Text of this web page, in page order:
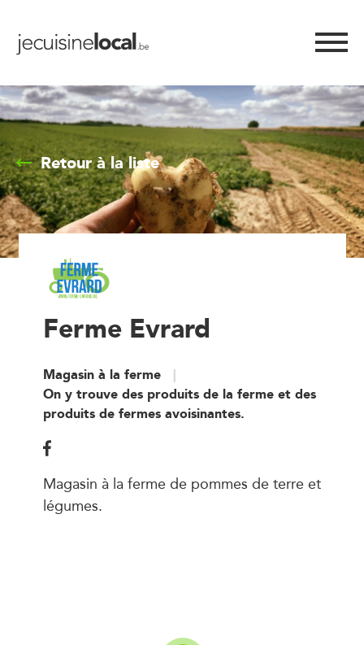
Retour à la liste
Ferme Evrard
Magasin à la ferme
On y trouve des produits de la ferme et des
produits de fermes avoisinantes.
Magasin à la ferme de pommes de terre et
légumes.